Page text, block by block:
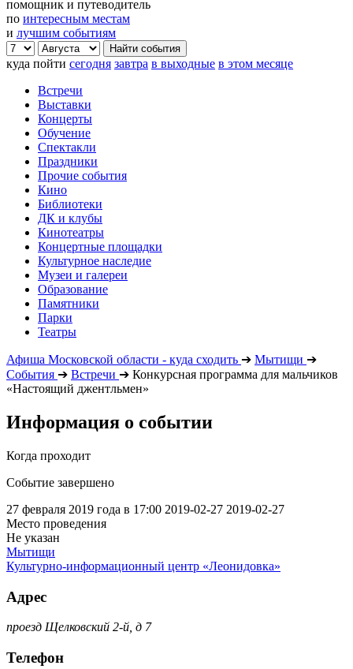
помощник и путеводитель
по интересным местам
и лучшим событиям
куда пойти сегодня завтра в выходные в этом месяце
Встречи
Выставки
Концерты
Обучение
Спектакли
Праздники
Прочие события
Кино
Библиотеки
ДК и клубы
Кинотеатры
Концертные площадки
Культурное наследие
Музеи и галереи
Образование
Памятники
Парки
Театры
Афиша Московской области - куда сходить ➔ Мытищи ➔
События ➔ Встречи ➔ Конкурсная программа для мальчиков
«Настоящий джентльмен»
Информация о событии
Когда проходит
Событие завершено
27 февраля 2019 года в 17:00 2019-02-27 2019-02-27
Место проведения
Не указан
Мытищи
Культурно-информационный центр «Леонидовка»
Адрес
проезд Щелковский 2-й, д 7
Телефон